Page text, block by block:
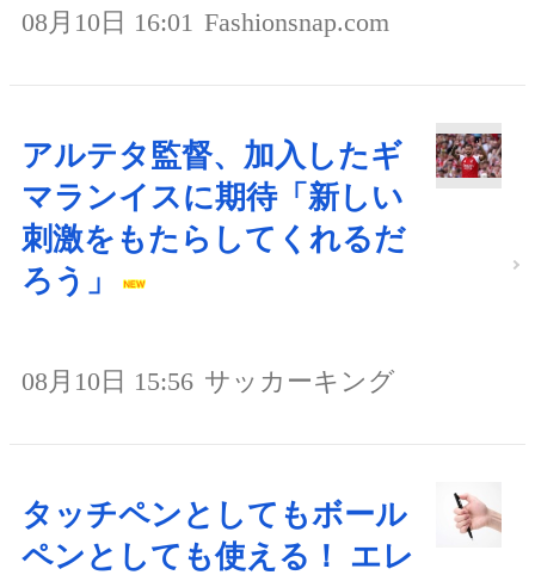
08月10日 16:01 Fashionsnap.com
アルテタ監督、加入したギ
マランイスに期待「新しい
刺激をもたらしてくれるだ
ろう」
08月10日 15:56 サッカーキング
タッチペンとしてもボール
ペンとしても使える！ エレ